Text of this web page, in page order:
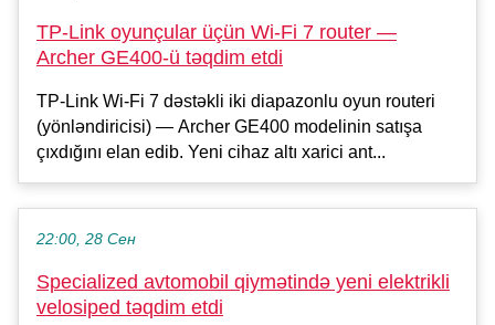
TP-Link oyunçular üçün Wi-Fi 7 router —
Archer GE400-ü təqdim etdi
TP-Link Wi-Fi 7 dəstəkli iki diapazonlu oyun routeri
(yönləndiricisi) — Archer GE400 modelinin satışa
çıxdığını elan edib. Yeni cihaz altı xarici ant...
22:00, 28 Сен
Specialized avtomobil qiymətində yeni elektrikli
velosiped təqdim etdi